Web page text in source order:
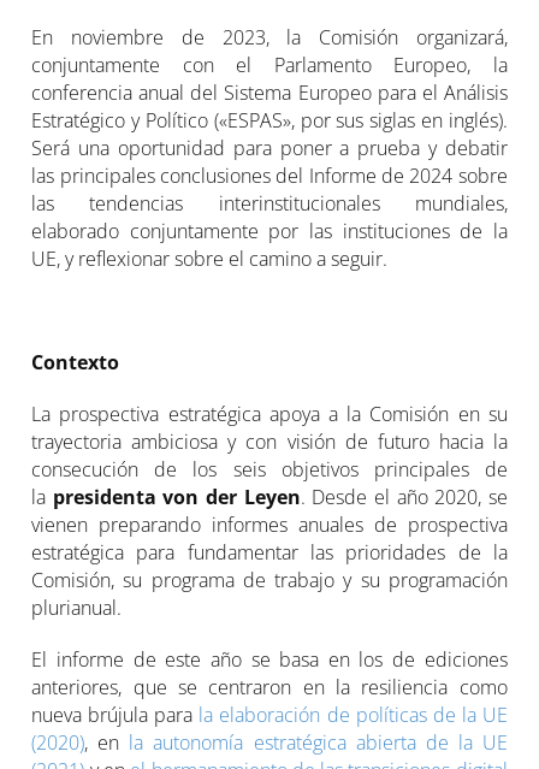
En noviembre de 2023, la Comisión organizará,
conjuntamente con el Parlamento Europeo, la
conferencia anual del Sistema Europeo para el Análisis
Estratégico y Político («ESPAS», por sus siglas en inglés).
Será una oportunidad para poner a prueba y debatir
las principales conclusiones del Informe de 2024 sobre
las tendencias interinstitucionales mundiales,
elaborado conjuntamente por las instituciones de la
UE, y reflexionar sobre el camino a seguir.
Contexto
La prospectiva estratégica apoya a la Comisión en su
trayectoria ambiciosa y con visión de futuro hacia la
consecución de los seis objetivos principales de
la presidenta von der Leyen. Desde el año 2020, se
vienen preparando informes anuales de prospectiva
estratégica para fundamentar las prioridades de la
Comisión, su programa de trabajo y su programación
plurianual.
El informe de este año se basa en los de ediciones
anteriores, que se centraron en la resiliencia como
nueva brújula para la elaboración de políticas de la UE
(2020), en la autonomía estratégica abierta de la UE